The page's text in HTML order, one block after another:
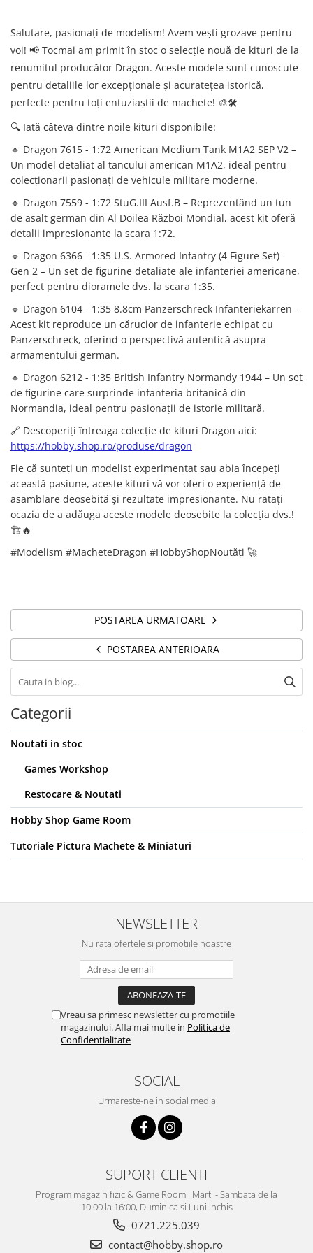
Figurine
Accesorii machete
Tevi metalice
Seturi detaliere rasina
Munitii
Seturi Photo Etch
Seturi senile si roti
Decaluri
Accesorii figurine
Accesorii navo
Accesorii Diorama
Gundam & Gunpla
Kituri Complete pentru Începători
Pensule Tamiya
Pensule The Army Painter
Pensule Green Stuff World
Aerograf
Aerografe
Mascare & Sabloane
Compresoare
Masti de protectie
Piese Schimb Aerografe
Mr. Hobby
Base Paint
Layer Paint
Shade
Technical Paint
Spray
Contrast Paint
Drybrush
Citadel Paint Sets
Airbrush Paint
Green Stuff World
Chameleon Paints
Special Effects
Inks
Diluanti, lacuri si auxiliare
Primer
Pigmenti Super Metalici
Pigmenti Glow In The Dark
Flexible Paint
Vopsele Metalice
Markere GSW
Vopsea spray
MRP - MR. PAINT
AFV
Culori auto
TAMIYA
Diluanti si auxiliare Tamiya
Vopsea acrilica Tamiya
Vallejo
Seturi de vopsele Vallejo
Vallejo Spray Paint
Vallejo Auxiliaries
Vallejo Acrylic Textures
Vallejo Liquid Gold
Vallejo Surface Primer
Auxiliare & Diluanti
Adezivi
Organizatoare & Cutii Transport
Display case
Pachete scule si materiale
Magneti
Accesorii fotografie
Baghete alama
LED-uri
Accesorii 3D Printing
Warcry
Elemente De Teren
Blood Bowl
Warhammer Quest
Board Games
Warhammer Exclusives & Online
Revista WHITE DWARF
Elemente de teren
Warhammer Battleforces
Warhammer The Horus Heresy
Baze miniaturi & Accesorii
Baze miniaturi
Accesorii & Materiale pentru Baze
Seturi de zaruri
Trench Crusade
Warhammer The Old World
Figurine Colectionabile
Salutare, pasionați de modelism! Avem vești grozave pentru
voi! 📢 Tocmai am primit în stoc o selecție nouă de kituri de la
renumitul producător Dragon. Aceste modele sunt cunoscute
pentru detaliile lor excepționale și acuratețea istorică,
perfecte pentru toți entuziaștii de machete! 🎨🛠️
🔍 Iată câteva dintre noile kituri disponibile:
🔹 Dragon 7615 - 1:72 American Medium Tank M1A2 SEP V2 –
Un model detaliat al tancului american M1A2, ideal pentru
colecționarii pasionați de vehicule militare moderne.
🔹 Dragon 7559 - 1:72 StuG.III Ausf.B – Reprezentând un tun
de asalt german din Al Doilea Război Mondial, acest kit oferă
detalii impresionante la scara 1:72.
🔹 Dragon 6366 - 1:35 U.S. Armored Infantry (4 Figure Set) -
Gen 2 – Un set de figurine detaliate ale infanteriei americane,
perfect pentru dioramele dvs. la scara 1:35.
🔹 Dragon 6104 - 1:35 8.8cm Panzerschreck Infanteriekarren –
Acest kit reproduce un cărucior de infanterie echipat cu
Panzerschreck, oferind o perspectivă autentică asupra
armamentului german.
🔹 Dragon 6212 - 1:35 British Infantry Normandy 1944 – Un set
de figurine care surprinde infanteria britanică din
Normandia, ideal pentru pasionații de istorie militară.
🔗 Descoperiți întreaga colecție de kituri Dragon aici:
https://hobby.shop.ro/produse/dragon
Fie că sunteți un modelist experimentat sau abia începeți
această pasiune, aceste kituri vă vor oferi o experiență de
asamblare deosebită și rezultate impresionante. Nu ratați
ocazia de a adăuga aceste modele deosebite la colecția dvs.!
🏗️🔥
#Modelism #MacheteDragon #HobbyShopNoutăți 🚀
POSTAREA URMATOARE
POSTAREA ANTERIOARA
Categorii
Noutati in stoc
Games Workshop
Restocare & Noutati
Hobby Shop Game Room
Tutoriale Pictura Machete & Miniaturi
NEWSLETTER
Nu rata ofertele si promotiile noastre
Vreau sa primesc newsletter cu promotiile
magazinului. Afla mai multe in Politica de
Confidentialitate
SOCIAL
Urmareste-ne in social media
SUPORT CLIENTI
Program magazin fizic & Game Room : Marti - Sambata de la
10:00 la 16:00, Duminica si Luni Inchis
0721.225.039
contact@hobby.shop.ro